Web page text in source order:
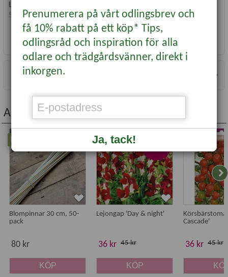
Läge:
Såtid:Maj-Augusti
Blomning/skörd:Juni-Oktober
Användning:
Friland, Ätlig
Antal fröer:175
Läs mer...
Information
Andra köpte även...
Nyhet
Blompinnar 30 cm, 50-
pack
80 kr
KÖP
Nyhet
Lejongap 'Day & night'
36 kr 45 kr
KÖP
Cascade'
36 kr 45 kr
Prenumerera på vårt odlingsbrev och
få 10% rabatt på ett köp* Tips,
odlingsråd och inspiration för alla
odlare och trädgårdsvänner, direkt i
inkorgen.
Ja, tack!